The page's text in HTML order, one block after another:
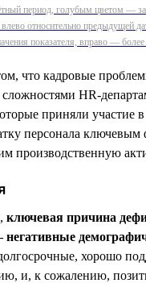
период, голубым цветом —
относительно предыдущей
показателя, вправо —
что кадровые
HR-
приняли участие
персонала ключевым
производственную
ключевая причина
хорошо
и, к сожалению,